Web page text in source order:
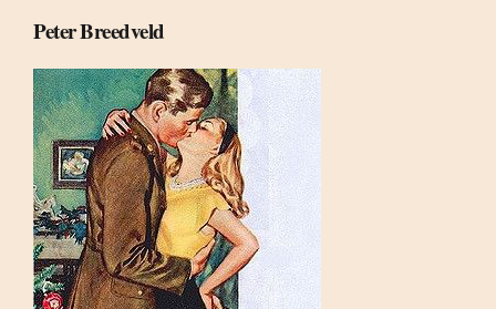
Peter Breedveld